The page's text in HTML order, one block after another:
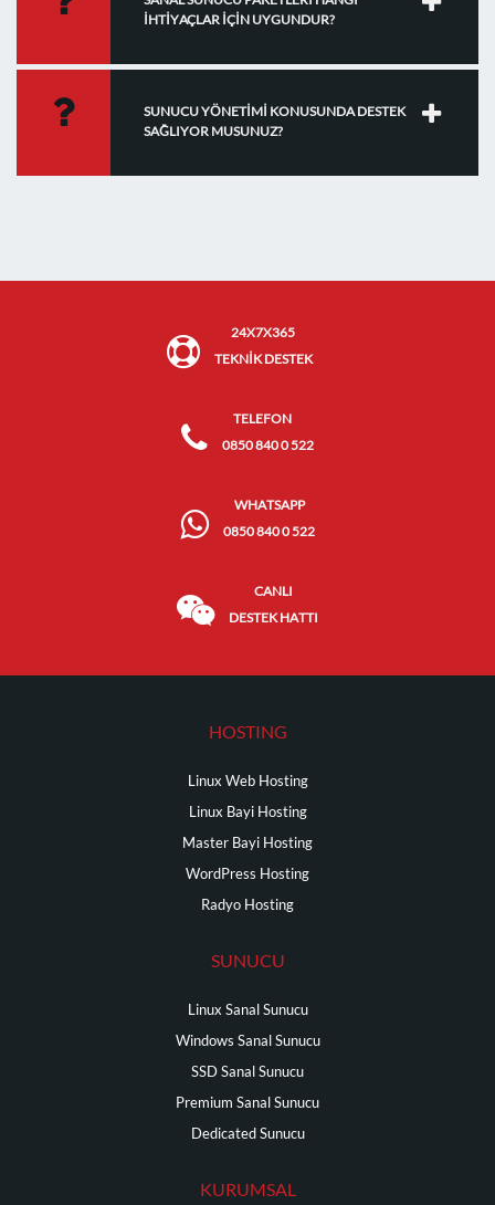
İHTİYAÇLAR İÇİN UYGUNDUR?
SUNUCU YÖNETİMİ KONUSUNDA DESTEK
SAĞLIYOR MUSUNUZ?
24X7X365
TEKNİK DESTEK
TELEFON
0850 840 0 522
WHATSAPP
0850 840 0 522
CANLI
DESTEK HATTI
HOSTING
Linux Web Hosting
Linux Bayi Hosting
Master Bayi Hosting
WordPress Hosting
Radyo Hosting
SUNUCU
Linux Sanal Sunucu
Windows Sanal Sunucu
SSD Sanal Sunucu
Premium Sanal Sunucu
Dedicated Sunucu
KURUMSAL